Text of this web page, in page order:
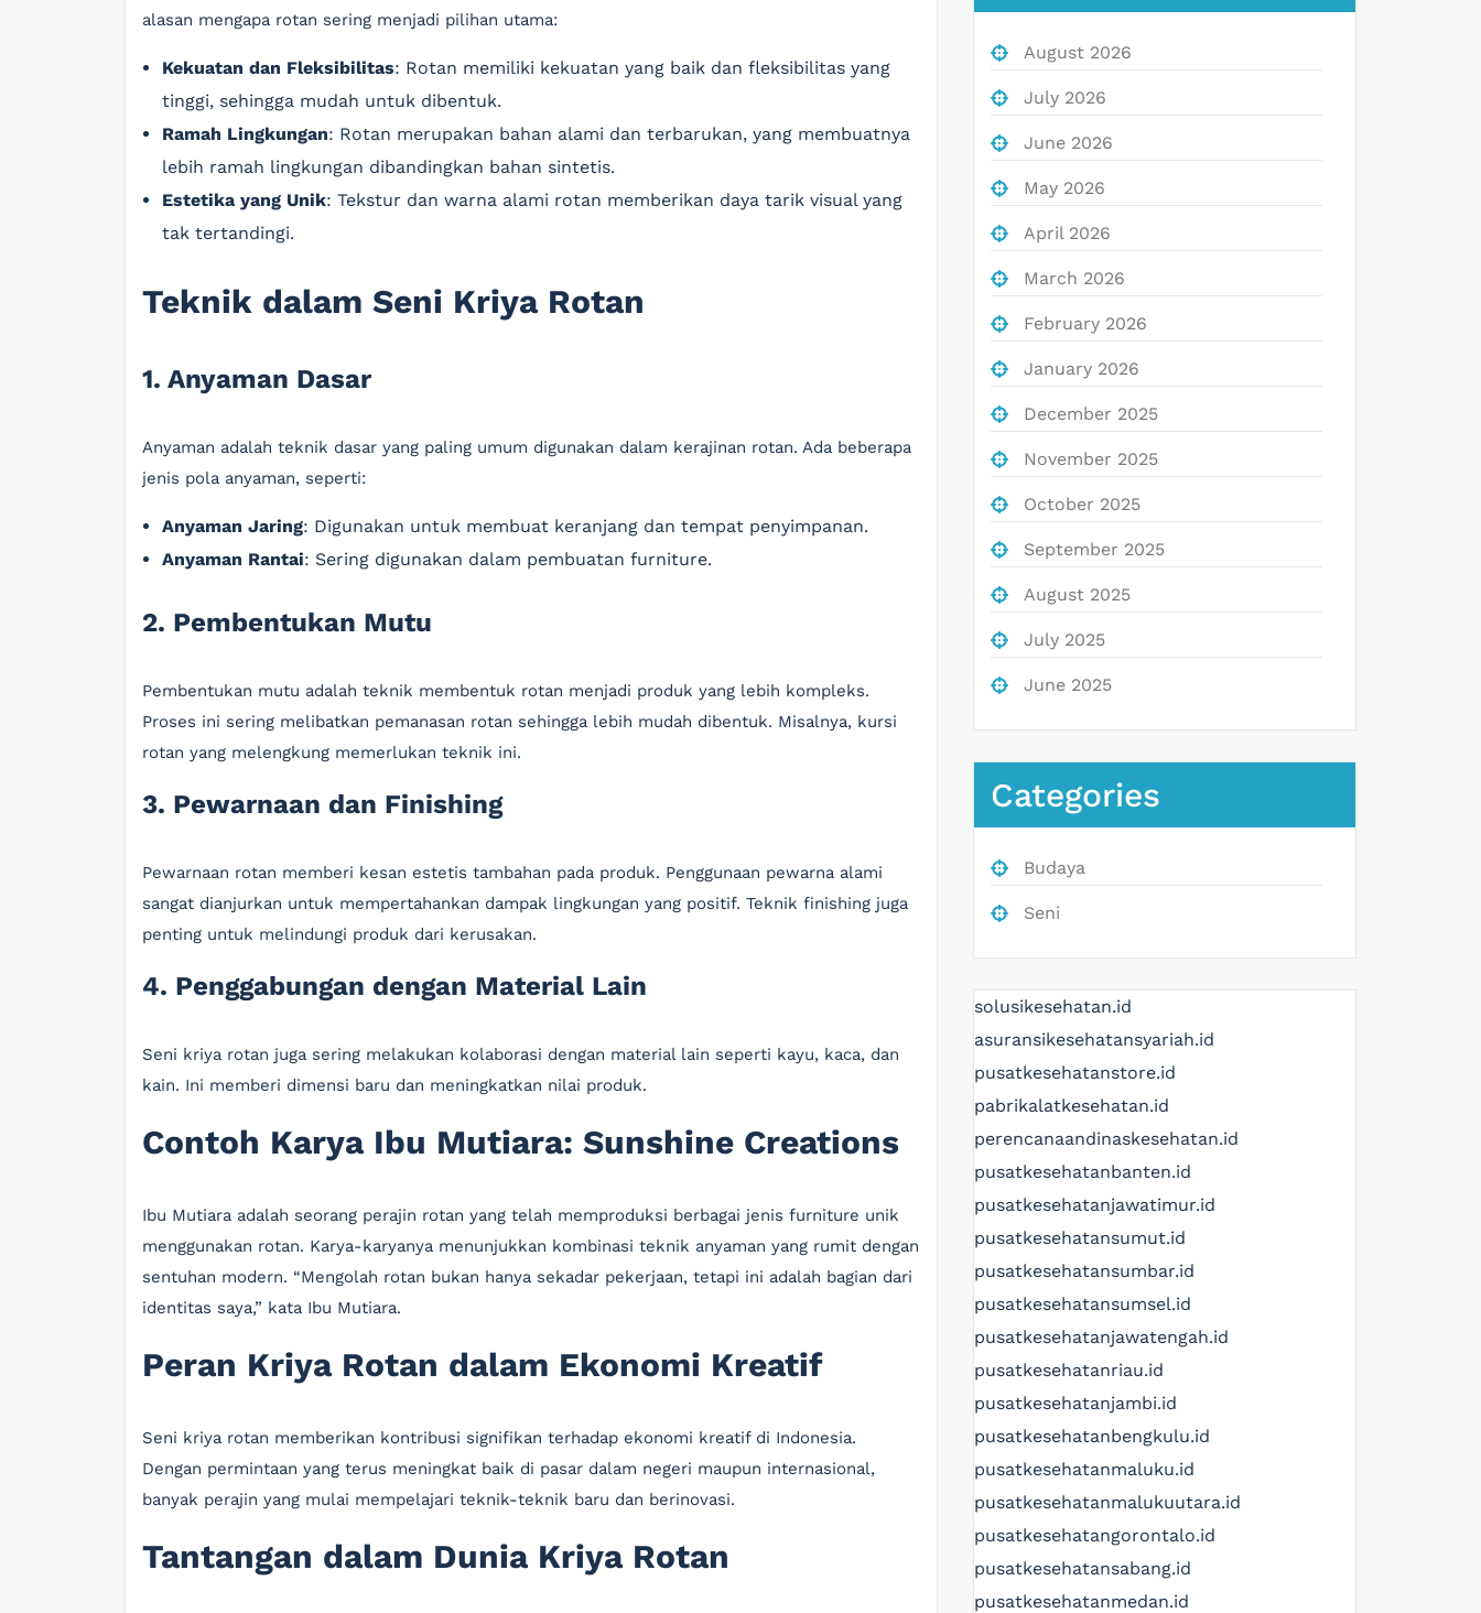
alasan mengapa rotan sering menjadi pilihan utama:
Kekuatan dan Fleksibilitas: Rotan memiliki kekuatan yang baik dan fleksibilitas yang
tinggi, sehingga mudah untuk dibentuk.
Ramah Lingkungan: Rotan merupakan bahan alami dan terbarukan, yang membuatnya
lebih ramah lingkungan dibandingkan bahan sintetis.
Estetika yang Unik: Tekstur dan warna alami rotan memberikan daya tarik visual yang
tak tertandingi.
Teknik dalam Seni Kriya Rotan
1. Anyaman Dasar
Anyaman adalah teknik dasar yang paling umum digunakan dalam kerajinan rotan. Ada beberapa
jenis pola anyaman, seperti:
Anyaman Jaring: Digunakan untuk membuat keranjang dan tempat penyimpanan.
Anyaman Rantai: Sering digunakan dalam pembuatan furniture.
2. Pembentukan Mutu
Pembentukan mutu adalah teknik membentuk rotan menjadi produk yang lebih kompleks.
Proses ini sering melibatkan pemanasan rotan sehingga lebih mudah dibentuk. Misalnya, kursi
rotan yang melengkung memerlukan teknik ini.
3. Pewarnaan dan Finishing
Pewarnaan rotan memberi kesan estetis tambahan pada produk. Penggunaan pewarna alami
sangat dianjurkan untuk mempertahankan dampak lingkungan yang positif. Teknik finishing juga
penting untuk melindungi produk dari kerusakan.
4. Penggabungan dengan Material Lain
Seni kriya rotan juga sering melakukan kolaborasi dengan material lain seperti kayu, kaca, dan
kain. Ini memberi dimensi baru dan meningkatkan nilai produk.
Contoh Karya Ibu Mutiara: Sunshine Creations
Ibu Mutiara adalah seorang perajin rotan yang telah memproduksi berbagai jenis furniture unik
menggunakan rotan. Karya-karyanya menunjukkan kombinasi teknik anyaman yang rumit dengan
sentuhan modern. “Mengolah rotan bukan hanya sekadar pekerjaan, tetapi ini adalah bagian dari
identitas saya,” kata Ibu Mutiara.
Peran Kriya Rotan dalam Ekonomi Kreatif
Seni kriya rotan memberikan kontribusi signifikan terhadap ekonomi kreatif di Indonesia.
Dengan permintaan yang terus meningkat baik di pasar dalam negeri maupun internasional,
banyak perajin yang mulai mempelajari teknik-teknik baru dan berinovasi.
Tantangan dalam Dunia Kriya Rotan
August 2026
July 2026
June 2026
May 2026
April 2026
March 2026
February 2026
January 2026
December 2025
November 2025
October 2025
September 2025
August 2025
July 2025
June 2025
Categories
Budaya
Seni
solusikesehatan.id
asuransikesehatansyariah.id
pusatkesehatanstore.id
pabrikalatkesehatan.id
perencanaandinaskesehatan.id
pusatkesehatanbanten.id
pusatkesehatanjawatimur.id
pusatkesehatansumut.id
pusatkesehatansumbar.id
pusatkesehatansumsel.id
pusatkesehatanjawatengah.id
pusatkesehatanriau.id
pusatkesehatanjambi.id
pusatkesehatanbengkulu.id
pusatkesehatanmaluku.id
pusatkesehatanmalukuutara.id
pusatkesehatangorontalo.id
pusatkesehatansabang.id
pusatkesehatanmedan.id